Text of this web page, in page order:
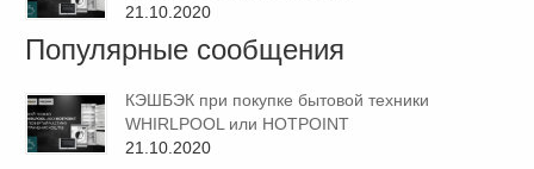
21.10.2020
Популярные сообщения
КЭШБЭК при покупке бытовой техники
WHIRLPOOL или HOTPOINT
21.10.2020